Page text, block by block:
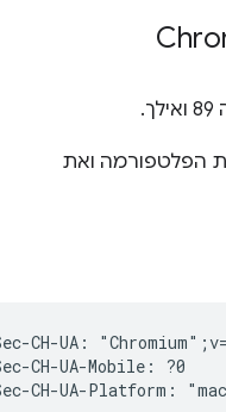
הפלטפורמה ואת
CH-UA:
CH-UA-Mobile: ?0